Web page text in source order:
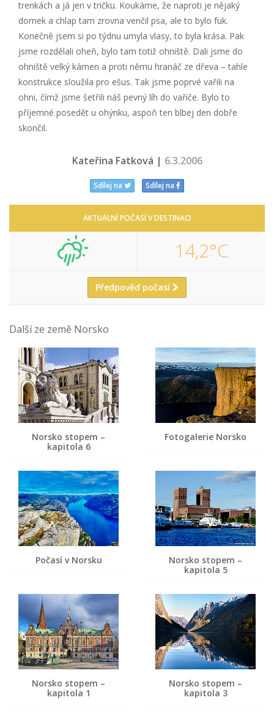
trenkách a já jen v tričku. Koukáme, že naproti je nějaký
domek a chlap tam zrovna venčil psa, ale to bylo fuk.
Konečně jsem si po týdnu umyla vlasy, to byla krása. Pak
jsme rozdělali oheň, bylo tam totiž ohniště. Dali jsme do
ohniště velký kámen a proti němu hranáč ze dřeva – tahle
konstrukce sloužila pro ešus. Tak jsme poprvé vařili na
ohni, čímž jsme šetřili náš pevný líh do vařiče. Bylo to
příjemné posedět u ohýnku, aspoň ten blbej den dobře
skončil.
Kateřina Fatková | 6.3.2006
Sdílej na Sdílej na
AKTUÁLNÍ POČASÍ V DESTINACI
14,2°C
Předpověď počasí
Další ze země Norsko
Norsko stopem –
kapitola 6
Fotogalerie Norsko
Počasí v Norsku
Norsko stopem –
kapitola 5
Norsko stopem –
kapitola 1
Norsko stopem –
kapitola 3